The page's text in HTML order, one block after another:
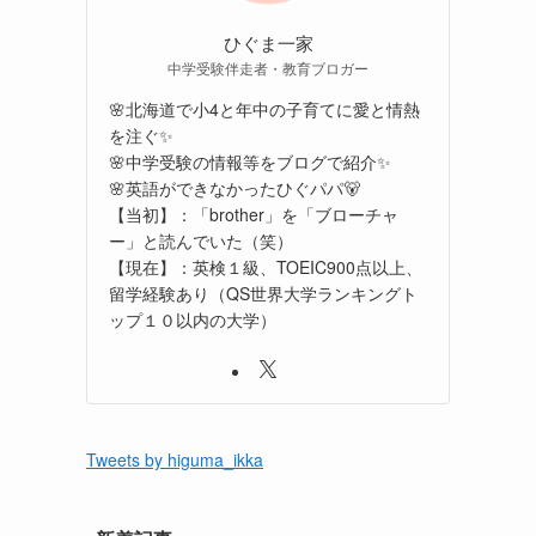
ひぐま一家
中学受験伴走者・教育ブロガー
🌸北海道で小4と年中の子育てに愛と情熱
を注ぐ✨
🌸中学受験の情報等をブログで紹介✨
🌸英語ができなかったひぐパパ🐻
【当初】：「brother」を「ブローチャ
ー」と読んでいた（笑）
【現在】：英検１級、TOEIC900点以上、
留学経験あり（QS世界大学ランキングト
ップ１０以内の大学）
Tweets by higuma_ikka